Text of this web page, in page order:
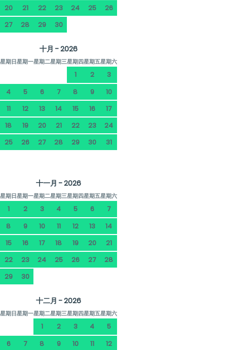
20
21 22 23 24 25
26
27
28 29 30
十月 - 2026
星期日星期一星期二星期三星期四星期五星期六
1 2
3
4
5 6 7 8 9
10
11
12 13 14 15 16
17
18
19 20 21 22 23
24
25
26 27 28 29 30 31
十一月 - 2026
星期日星期一星期二星期三星期四星期五星期六
1 2 3 4 5 6
7
8
9 10 11 12 13
14
15
16 17 18 19 20
21
22
23 24 25 26 27
28
29
30
十二月 - 2026
星期日星期一星期二星期三星期四星期五星期六
1 2 3 4
5
6
7 8 9 10 11
12